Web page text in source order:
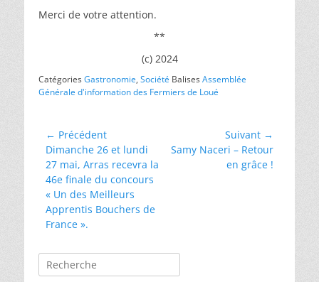
Merci de votre attention.
**
(c) 2024
CatégoriesGastronomie, Société BalisesAssemblée
Générale d'information des Fermiers de Loué
Navigation
de
l’article
← Précédent
Article
précédent :
Dimanche 26 et lundi
27 mai, Arras recevra la
46e finale du concours
« Un des Meilleurs
Apprentis Bouchers de
France ».
Suivant →
Article
Samy Naceri – Retour
en grâce !
Rechercher :